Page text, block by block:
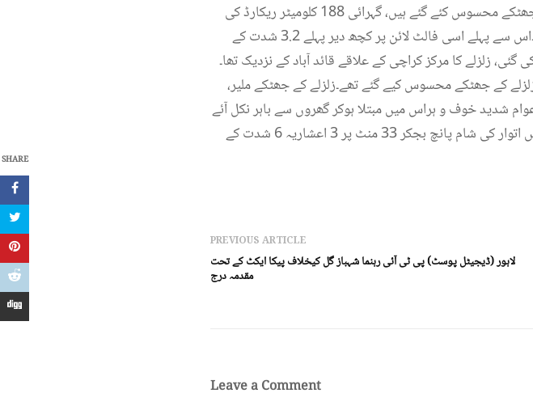
SHARE
زلزلہ پیما مرکز کے مطابق لانڈھی فالٹ لائن پر ساتویں بار زلزلے کے جھٹکے محسوس کئے گئے ہیں، گہرائی 188 کلومیٹر ریکارڈ کی
گء جبکہ زلزلے کا مرکز ملیر کے مشرق میں 11 کلومیٹر فاصلے پر تھا۔اس سے پہلے اسی فالٹ لائن پر کچھ دیر پہلے 3.2 شدت کے
کے جھٹکے محسوس کیے گئے تھے۔زلزلے کے جھٹکے ملیر،
شدید خوف و ہراس میں مبتلا ہوکر گھروں سے باہر نکل آئے
اور کلمہ طیبہ کا ورد کرنے لگے۔یاد رہے کہ اس سے قبل بھی کراچی میں اتوار کی شام پانچ بجکر 33 منٹ پر 3 اعشاریہ 6 شدت کے
PREVIOUS ARTICLE
لاہور (ڈیجیٹل پوسٹ) پی ٹی آئی رہنما شہباز گل کیخلاف پیکا ایکٹ کے تحت
مقدمہ درج
Leave a Comment